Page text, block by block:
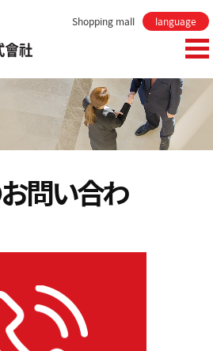
Shopping mall language
問い合わ